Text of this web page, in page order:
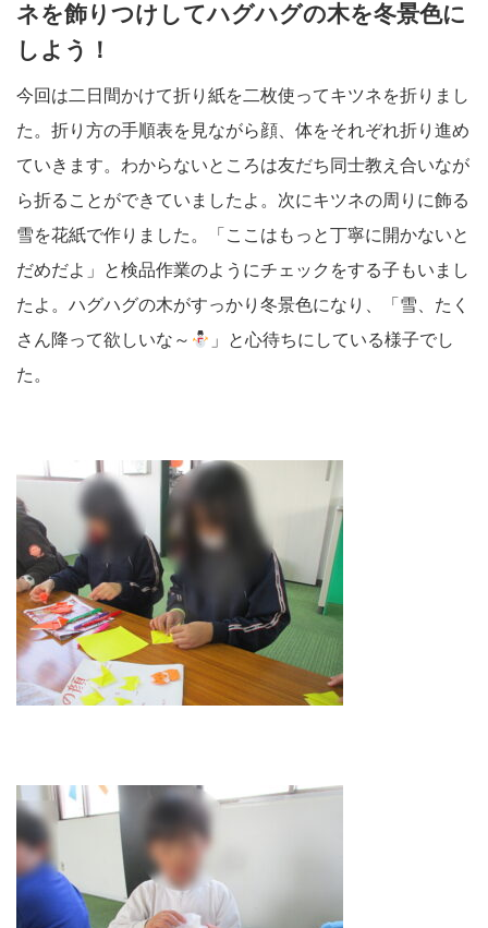
ネを飾りつけしてハグハグの木を冬景色に
しよう！
今回は二日間かけて折り紙を二枚使ってキツネを折りまし
た。折り方の手順表を見ながら顔、体をそれぞれ折り進め
ていきます。わからないところは友だち同士教え合いなが
ら折ることができていましたよ。次にキツネの周りに飾る
雪を花紙で作りました。「ここはもっと丁寧に開かないと
だめだよ」と検品作業のようにチェックをする子もいまし
たよ。ハグハグの木がすっかり冬景色になり、「雪、たく
さん降って欲しいな～
」と心待ちにしている様子でし
た。